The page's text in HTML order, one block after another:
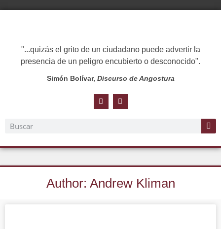
"...quizás el grito de un ciudadano puede advertir la
presencia de un peligro encubierto o desconocido".
Simón Bolívar, Discurso de Angostura
Author: Andrew Kliman